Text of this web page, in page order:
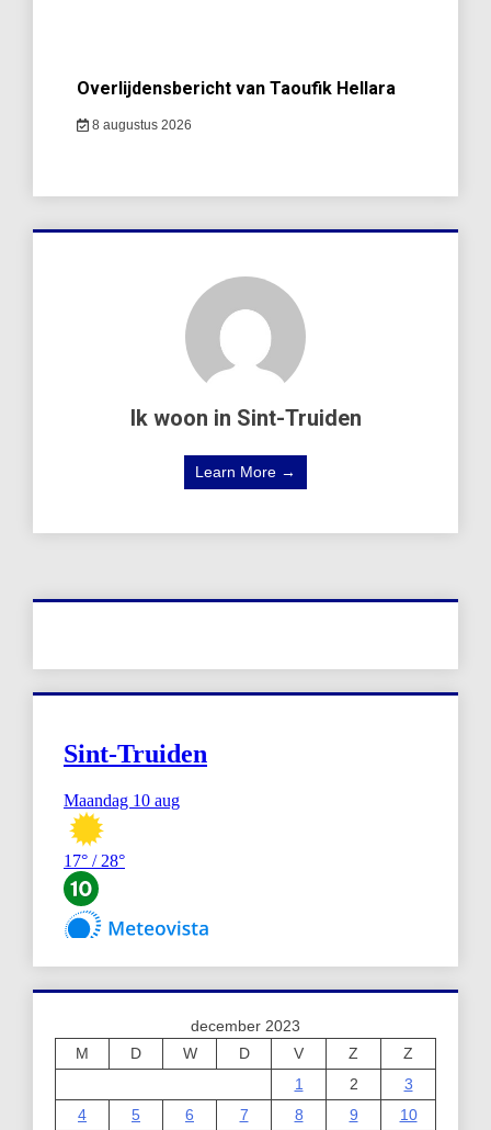
Overlijdensbericht van Taoufik Hellara
8 augustus 2026
Ik woon in Sint-Truiden
Learn More →
december 2023
M
D W D V Z
Z
1
2
3
4
5 6 7 8 9
10